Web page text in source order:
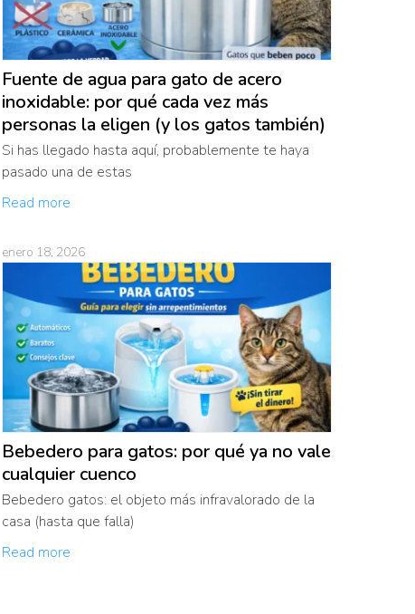
Fuente de agua para gato de acero
inoxidable: por qué cada vez más
personas la eligen (y los gatos también)
Si has llegado hasta aquí, probablemente te haya
pasado una de estas
Read more
enero 18, 2026
Bebedero para gatos: por qué ya no vale
cualquier cuenco
Bebedero gatos: el objeto más infravalorado de la
casa (hasta que falla)
Read more